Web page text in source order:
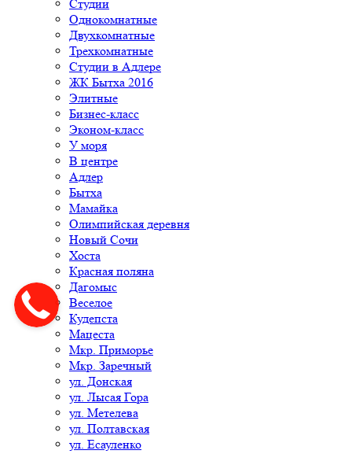
Студии
Однокомнатные
Двухкомнатные
Трехкомнатные
Студии в Адлере
ЖК Бытха 2016
Элитные
Бизнес-класс
Эконом-класс
У моря
В центре
Адлер
Бытха
Мамайка
Олимпийская деревня
Новый Сочи
Хоста
Красная поляна
Дагомыс
Веселое
Кудепста
Мацеста
Мкр. Приморье
Мкр. Заречный
ул. Донская
ул. Лысая Гора
ул. Метелева
ул. Полтавская
ул. Есауленко